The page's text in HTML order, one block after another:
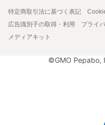
特定商取引法に基づく表記
広告識別子の取得・利用
プライ
メディアキット
©GMO Pepabo,